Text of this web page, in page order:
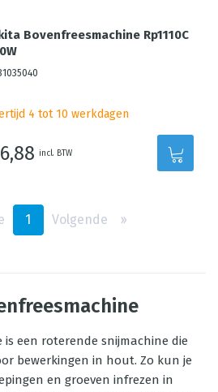
Bovenfreesmachine Rp1110C
4 tot 10 werkdagen
incl. BTW
1 Volgende ››
is een roterende snijmachine die
bewerkingen in hout. Zo kun je
en groeven infrezen in